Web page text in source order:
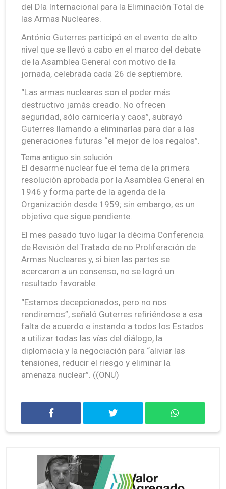
del Día Internacional para la Eliminación Total de
las Armas Nucleares.
António Guterres participó en el evento de alto
nivel que se llevó a cabo en el marco del debate
de la Asamblea General con motivo de la
jornada, celebrada cada 26 de septiembre.
“Las armas nucleares son el poder más
destructivo jamás creado. No ofrecen
seguridad, sólo carnicería y caos”, subrayó
Guterres llamando a eliminarlas para dar a las
generaciones futuras “el mejor de los regalos”.
Tema antiguo sin solución
El desarme nuclear fue el tema de la primera
resolución aprobada por la Asamblea General en
1946 y forma parte de la agenda de la
Organización desde 1959; sin embargo, es un
objetivo que sigue pendiente.
El mes pasado tuvo lugar la décima Conferencia
de Revisión del Tratado de no Proliferación de
Armas Nucleares y, si bien las partes se
acercaron a un consenso, no se logró un
resultado favorable.
“Estamos decepcionados, pero no nos
rendiremos”, señaló Guterres refiriéndose a esa
falta de acuerdo e instando a todos los Estados
a utilizar todas las vías del diálogo, la
diplomacia y la negociación para “aliviar las
tensiones, reducir el riesgo y eliminar la
amenaza nuclear”. ((ONU)